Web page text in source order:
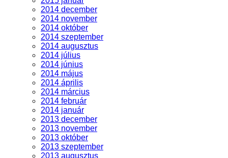
2014 december
2014 november
2014 október
2014 szeptember
2014 augusztus
2014 július
2014 június
2014 május
2014 április
2014 március
2014 február
2014 január
2013 december
2013 november
2013 október
2013 szeptember
2013 augusztus